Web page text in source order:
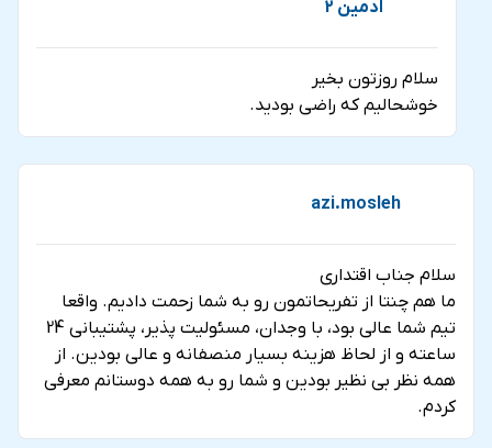
ادمین 2
سلام روزتون بخیر
خوشحالیم که راضی بودید.
azi.mosleh
سلام جناب اقتداری
ما هم چنتا از تفریحاتمون رو به شما زحمت دادیم. واقعا
تیم شما عالی بود، با وجدان، مسئولیت پذیر، پشتیبانی 24
ساعته و از لحاظ هزینه بسیار منصفانه و عالی بودین. از
همه نظر بی نظیر بودین و شما رو به همه دوستانم معرفی
کردم.